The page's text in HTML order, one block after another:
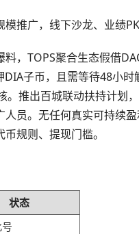
推广，线下沙龙、业绩
，TOPS聚合生态假借
子币，且需等待48小
。推出百城联动扶持计划
员。无任何真实可持续
规则、提现门槛。
状态